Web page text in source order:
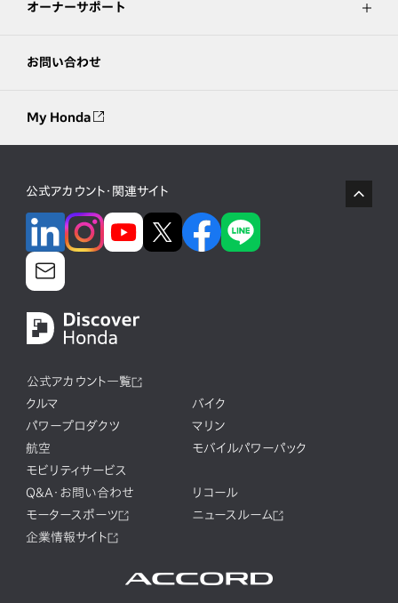
オーナーサポート
お問い合わせ
My Honda
公式アカウント・関連サイト
公式アカウント一覧
クルマ
バイク
パワープロダクツ
マリン
航空
モバイルパワーパック
モビリティサービス
Q&A・お問い合わせ
リコール
モータースポーツ
ニュースルーム
企業情報サイト